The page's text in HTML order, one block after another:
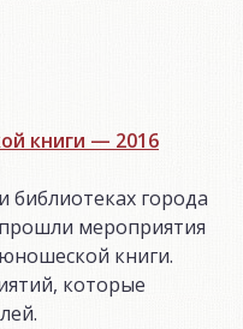
книги — 2016
библиотеках города
мероприятия
книги.
которые